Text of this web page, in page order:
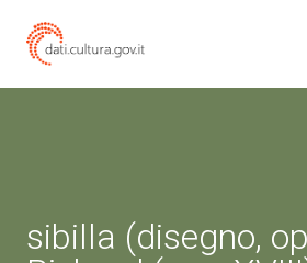
sibilla (disegno,